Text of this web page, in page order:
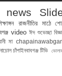
news
রাজনীতির মাঠে
video ঈদ শুভেচ্ছা
মা
নাচোল চাঁপাইনবাবগঞ্জ টিভি